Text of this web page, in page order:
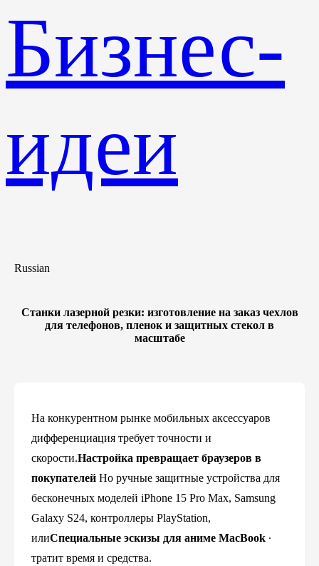
Бизнес-
идеи
Russian
Станки лазерной резки: изготовление на заказ чехлов
для телефонов, пленок и защитных стекол в
масштабе
На конкурентном рынке мобильных аксессуаров
дифференциация требует точности и
скорости.Настройка превращает браузеров в
покупателей Но ручные защитные устройства для
бесконечных моделей iPhone 15 Pro Max, Samsung
Galaxy S24, контроллеры PlayStation,
илиСпециальные эскизы для аниме MacBook ∙
тратит время и средства.